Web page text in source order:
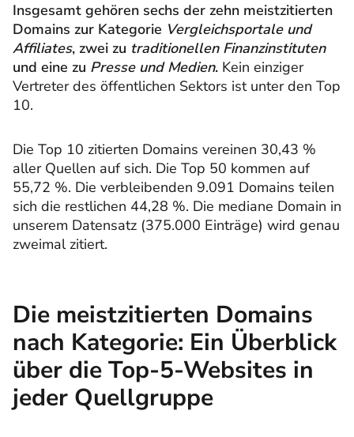
Insgesamt gehören sechs der zehn meistzitierten
Domains zur Kategorie Vergleichsportale und
Affiliates, zwei zu traditionellen Finanzinstituten
und eine zu Presse und Medien. Kein einziger
Vertreter des öffentlichen Sektors ist unter den Top
10.
Die Top 10 zitierten Domains vereinen 30,43 %
aller Quellen auf sich. Die Top 50 kommen auf
55,72 %. Die verbleibenden 9.091 Domains teilen
sich die restlichen 44,28 %. Die mediane Domain in
unserem Datensatz (375.000 Einträge) wird genau
zweimal zitiert.
Die meistzitierten Domains
nach Kategorie: Ein Überblick
über die Top-5-Websites in
jeder Quellgruppe